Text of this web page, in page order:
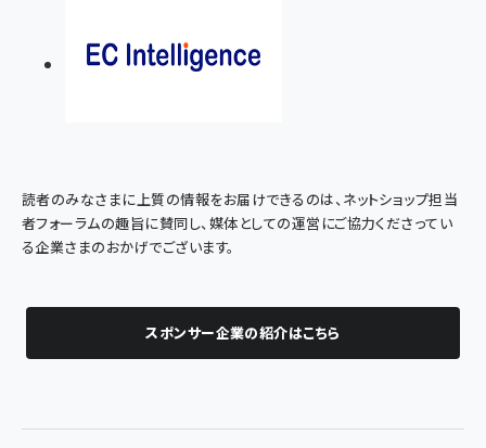
読者のみなさまに上質の情報をお届けできるのは、ネットショップ担当
者フォーラムの趣旨に賛同し、媒体としての運営にご協力くださってい
る企業さまのおかげでございます。
スポンサー企業の紹介はこちら